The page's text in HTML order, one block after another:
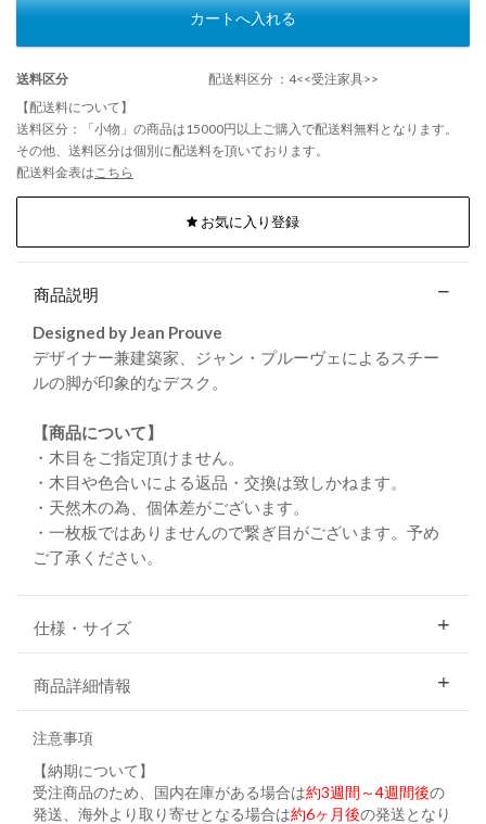
カートへ入れる
送料区分
配送料区分 ：4<<受注家具>>
【配送料について】
送料区分：「小物」の商品は15000円以上ご購入で配送料無料となります。
その他、送料区分は個別に配送料を頂いております。
配送料金表は こちら
お気に入り登録
商品説明
Designed by Jean Prouve
デザイナー兼建築家、ジャン・プルーヴェによるスチー
ルの脚が印象的なデスク。
【商品について】
・木目をご指定頂けません。
・木目や色合いによる返品・交換は致しかねます。
・天然木の為、個体差がございます。
・一枚板ではありませんので繋ぎ目がございます。予め
ご了承ください。
仕様・サイズ
商品詳細情報
注意事項
【納期について】
受注商品のため、国内在庫がある場合は約3週間～4週間後の
発送、海外より取り寄せとなる場合は約6ヶ月後の発送となり